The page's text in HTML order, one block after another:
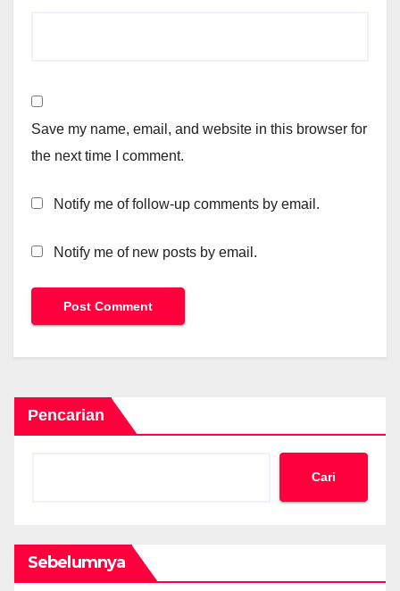
Save my name, email, and website in this browser for
the next time I comment.
Notify me of follow-up comments by email.
Notify me of new posts by email.
Pencarian
Cari
Sebelumnya